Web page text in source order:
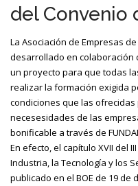
del Convenio
La Asociación de Empresas
desarrollado en colaboración
un proyecto para que todas
realizar la formación exigida
condiciones que las
necesesidades de las
bonificable a través de
En efecto, el capítulo XVII del
Industria, la Tecnología y los
publicado en el BOE de 19 de